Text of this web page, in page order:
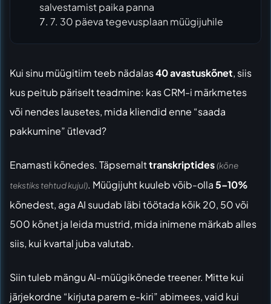
salvestamist paika panna
7. 30 päeva tegevusplaan müügijuhile
Kui sinu müügitiim teeb nädalas40 avastuskõnet, siis
kus peitub päriselt teadmine: kas CRM-i märkmetes
või nendes lausetes, mida kliendid enne “saada
pakkumine” ütlevad?
Enamasti kõnedes. Täpsemalttranskriptides(kõne
tekstiks tehtud kujul). Müügijuht kuuleb võib-olla5–10%
kõnedest, aga AI suudab läbi töötada kõik 20, 50 või
500 kõnet ja leida mustrid, mida inimene märkab alles
siis, kui kvartal juba valutab.
Siin tuleb mängu AI-müügikõnede treener. Mitte kui
järjekordne “kirjuta parem e-kiri” abimees, vaid kui